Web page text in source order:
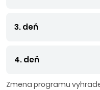
3. deň
4. deň
Zmena programu